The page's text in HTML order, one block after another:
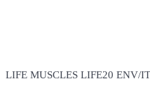
LIFE MUSCLES LIFE20 ENV/